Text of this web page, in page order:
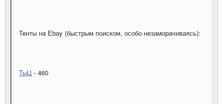
Тенты на Еbay (быстрым поиском, особо незаморачиваясь):
ТыЦ - 460